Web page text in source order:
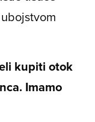
kupiti otok
Imamo